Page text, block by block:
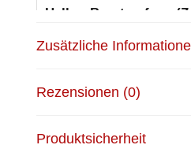
Halber Brustumfang
Pflegehinweise
Pflegehinweise
Trocknen
Zusätzliche
Rezensionen (0)
Produktsicherheit